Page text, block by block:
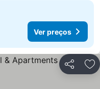
Ver preços
Partilhar